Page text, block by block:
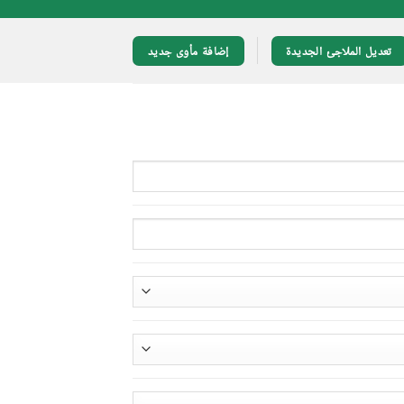
تعديل الملاجئ الجديدة إضافة مأوى جديد